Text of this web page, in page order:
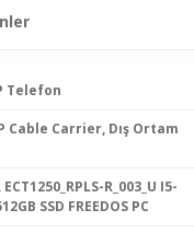
Telefon
Cable Carrier, Dış Ortam
R_003_U I5-
SSD FREEDOS PC